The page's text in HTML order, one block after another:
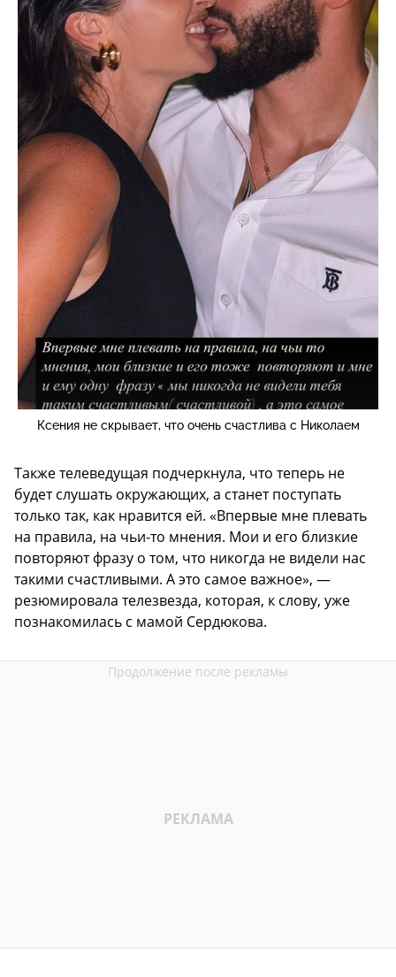
Ксения не скрывает, что очень счастлива с Николаем
Также телеведущая подчеркнула, что теперь не
будет слушать окружающих, а станет поступать
только так, как нравится ей. «Впервые мне плевать
на правила, на чьи-то мнения. Мои и его близкие
повторяют фразу о том, что никогда не видели нас
такими счастливыми. А это самое важное», —
резюмировала телезвезда, которая, к слову, уже
познакомилась с мамой Сердюкова.